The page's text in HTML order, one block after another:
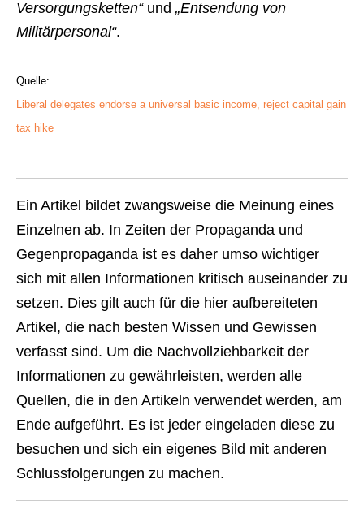
Versorgungsketten“und „Entsendung von
Militärpersonal“.
Quelle:
Liberal delegates endorse a universal basic income, reject capital gain
tax hike
Ein Artikel bildet zwangsweise die Meinung eines
Einzelnen ab. In Zeiten der Propaganda und
Gegenpropaganda ist es daher umso wichtiger
sich mit allen Informationen kritisch auseinander zu
setzen. Dies gilt auch für die hier aufbereiteten
Artikel, die nach besten Wissen und Gewissen
verfasst sind. Um die Nachvollziehbarkeit der
Informationen zu gewährleisten, werden alle
Quellen, die in den Artikeln verwendet werden, am
Ende aufgeführt. Es ist jeder eingeladen diese zu
besuchen und sich ein eigenes Bild mit anderen
Schlussfolgerungen zu machen.